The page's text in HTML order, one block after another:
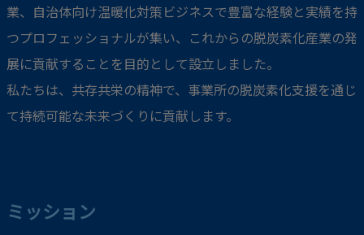
業、自治体向け温暖化対策ビジネスで豊富な経験と実績を持
つプロフェッショナルが集い、これからの脱炭素化産業の発
展に貢献することを目的として設立しました。
私たちは、共存共栄の精神で、事業所の脱炭素化支援を通じ
て持続可能な未来づくりに貢献します。
ミッション